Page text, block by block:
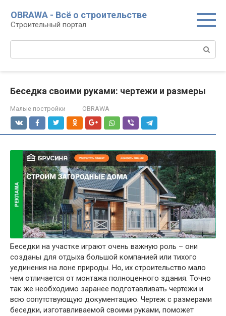
контенту
OBRAWA - Всё о строительстве
Строительный портал
Беседка своими руками: чертежи и размеры
Малые постройки OBRAWA
Беседки на участке играют очень важную роль – они
созданы для отдыха большой компанией или тихого
уединения на лоне природы. Но, их строительство мало
чем отличается от монтажа полноценного здания. Точно
так же необходимо заранее подготавливать чертежи и
всю сопутствующую документацию. Чертеж с размерами
беседки, изготавливаемой своими руками, поможет